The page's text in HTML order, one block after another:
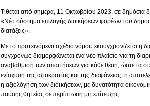
Τίθεται από σήμερα, 11 Οκτωβρίου 2023, σε δημόσια
«Νέο σύστημα επιλογής διοικήσεων φορέων του
διατάξεις».
Με το προτεινόμενο σχέδιο νόμου εκσυγχρονίζεται η
συγχρόνως διαμορφώνεται ένα νέο πλαίσιο για τη
αναβάθμιση των απαιτήσεων για κάθε θέση, ώστε τα
ενίσχυση της αξιοκρατίας και της διαφάνειας, η
η αξιολόγηση των διοικήσεων, με δυνατότητα
παύσης θητείας σε περίπτωση μη επίτευξης.